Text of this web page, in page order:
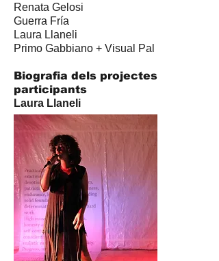
Renata Gelosi
Guerra Fría
Laura Llaneli
Primo Gabbiano + Visual Pal
Biografia dels projectes
participants
Laura Llaneli